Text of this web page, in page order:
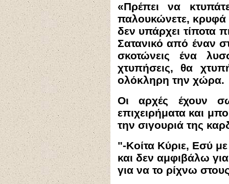
«Πρέπει να
παλουκώνετε,
δεν υπάρχει τίποτα
Σατανικό από έναν
σκοτώνεις ένα
χτυπήσεις, θα
ολόκληρη την χώρα.
Οι αρχές έχουν
επιχειρήματα και
την σιγουριά της
"-Κοίτα Κύριε, Εσύ
και δεν αμφιβάλω
για να το ρίχνω